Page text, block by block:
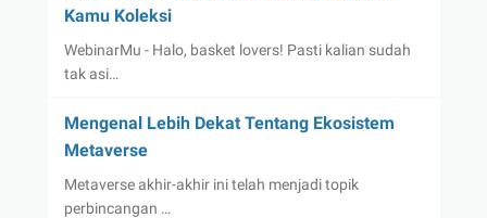
Kamu Koleksi
WebinarMu - Halo, basket lovers! Pasti kalian sudah
tak asi…
Mengenal Lebih Dekat Tentang Ekosistem
Metaverse
Metaverse akhir-akhir ini telah menjadi topik
perbincangan …